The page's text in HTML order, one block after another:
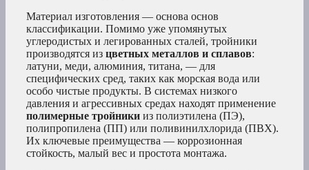
Материал изготовления — основа основ
классификации. Помимо уже упомянутых
углеродистых и легированных сталей, тройники
производятся из цветных металлов и сплавов:
латуни, меди, алюминия, титана, — для
специфических сред, таких как морская вода или
особо чистые продукты. В системах низкого
давления и агрессивных средах находят применение
полимерные тройники из полиэтилена (ПЭ),
полипропилена (ПП) или поливинилхлорида (ПВХ).
Их ключевые преимущества — коррозионная
стойкость, малый вес и простота монтажа.